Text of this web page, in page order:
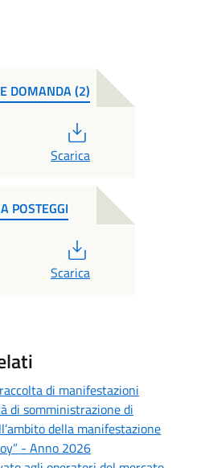
DOMANDA (2)
Scarica
POSTEGGI
Scarica
di manifestazioni
di somministrazione di
della manifestazione
- Anno 2026